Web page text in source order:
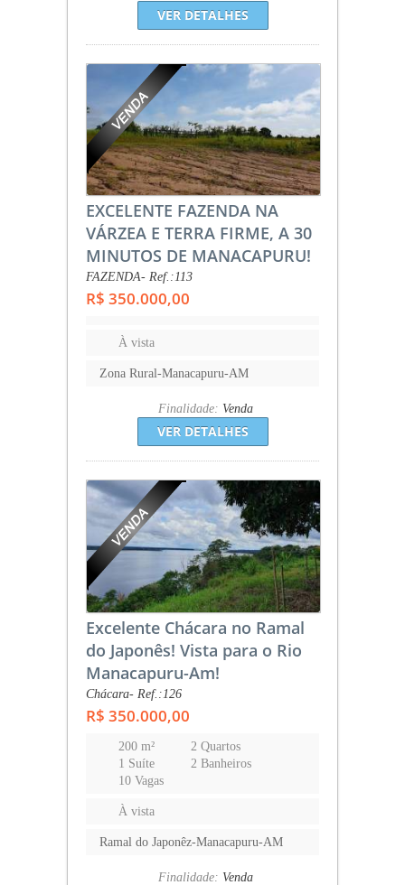
VER DETALHES
EXCELENTE FAZENDA NA
VÁRZEA E TERRA FIRME, A 30
MINUTOS DE MANACAPURU!
FAZENDA- Ref.:113
R$ 350.000,00
À vista
Zona Rural-Manacapuru-AM
Finalidade: Venda
VER DETALHES
Excelente Chácara no Ramal
do Japonês! Vista para o Rio
Manacapuru-Am!
Chácara- Ref.:126
R$ 350.000,00
200 m²
2 Quartos
1 Suíte
2 Banheiros
10 Vagas
À vista
Ramal do Japonêz-Manacapuru-AM
Finalidade: Venda